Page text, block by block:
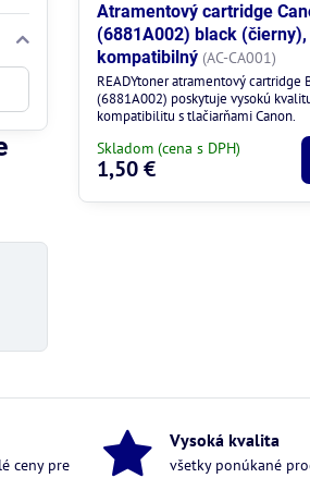
Atramentový cartridge
(6881A002) black (čierny),
kompatibilný (AC-CA001)
READYtoner atramentový cartridge
(6881A002) poskytuje vysokú
kompatibilitu s tlačiarňami Canon.
Skladom (cena s DPH)
1,50 €
ceny pre
Vysoká kvalita
všetky ponúkané